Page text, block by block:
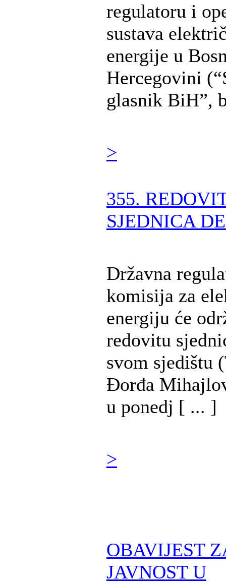
regulatoru i
sustava
energije u
Hercegovini
glasnik BiH”,
>
355.
SJEDNICA
Državna
komisija za
energiju će
redovitu
svom sjedištu
Đorđa
u ponedj [ ... ]
>
OBAVIJEST
JAVNOST U